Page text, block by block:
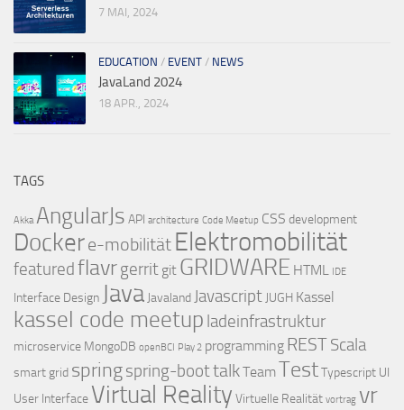
7 MAI, 2024
EDUCATION / EVENT / NEWS
JavaLand 2024
18 APR., 2024
TAGS
Akka AngularJs API architecture Code Meetup CSS development
Dockere-mobilität Elektromobilität
featured flavrgerrit git GRIDWARE HTML IDE
Interface Design Java Javaland Javascript JUGH Kassel
kassel code meetup ladeinfrastruktur
microservice MongoDB openBCI Play 2 programming RESTScala
smart grid springspring-boottalkTeamTestTypescript UI
User Interface Virtual Reality Virtuelle Realität vortrag vr